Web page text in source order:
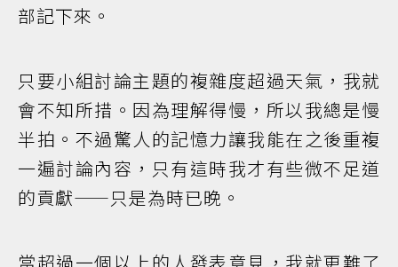
部記下來。
只要小組討論主題的複雜度超過天氣，我就
會不知所措。因為理解得慢，所以我總是慢
半拍。不過驚人的記憶力讓我能在之後重複
一遍討論內容，只有這時我才有些微不足道
的貢獻——只是為時已晚。
當超過一個以上的人發表意見，我就更難了